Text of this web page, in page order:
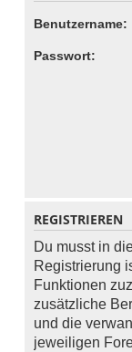
Benutzername:
Passwort:
REGISTRIEREN
Du musst in
Registrierung
Funktionen
zusätzliche
und die
jeweiligen